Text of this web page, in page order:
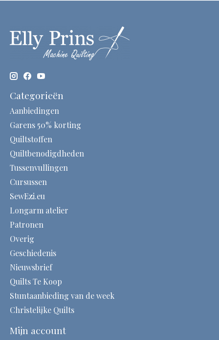
Categorieën
Aanbiedingen
Garens 50% korting
Quiltstoffen
Quiltbenodigdheden
Tussenvullingen
Cursussen
SewEzi.eu
Longarm atelier
Patronen
Overig
Geschiedenis
Nieuwsbrief
Quilts Te Koop
Stuntaanbieding van de week
Christelijke Quilts
Mijn account